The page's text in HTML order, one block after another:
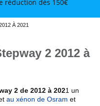
réduction dès 150€
À 2021
2 2012 à
2 de 2012 à 2021 un
au xénon de Osram et